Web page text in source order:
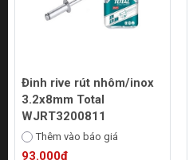
Đinh rive rút nhôm/inox
3.2x8mm Total
WJRT3200811
Thêm vào báo giá
93.000₫